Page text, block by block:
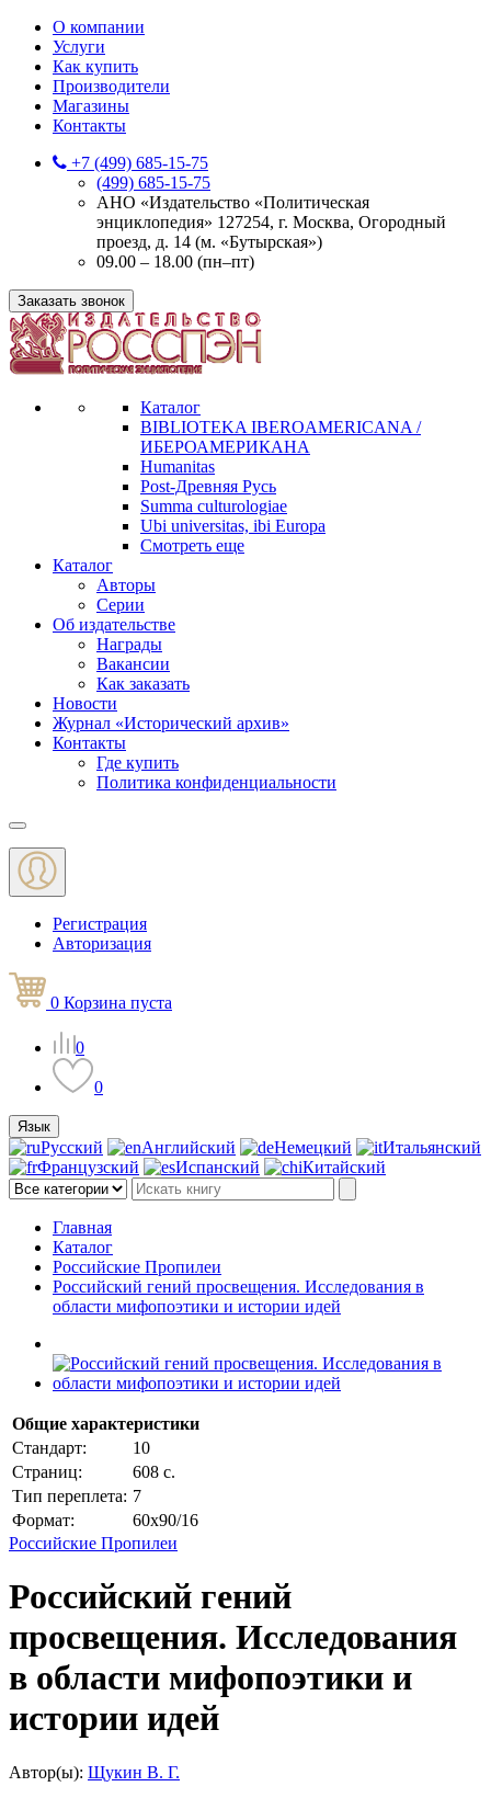
О компании
Услуги
Как купить
Производители
Магазины
Контакты
+7 (499) 685-15-75
(499) 685-15-75
АНО «Издательство «Политическая
энциклопедия» 127254, г. Москва, Огородный
проезд, д. 14 (м. «Бутырская»)
09.00 – 18.00 (пн–пт)
Заказать звонок
Каталог
BIBLIOTEKA IBEROAMERICANA /
ИБЕРОАМЕРИКАНА
Humanitas
Post-Древняя Русь
Summa culturologiae
Ubi universitas, ibi Europa
Смотреть еще
Каталог
Авторы
Серии
Об издательстве
Награды
Вакансии
Как заказать
Новости
Журнал «Исторический архив»‎
Контакты
Где купить
Политика конфиденциальности
Меню
Регистрация
Авторизация
0 Корзина пуста
0
0
Язык
Русский Английский Немецкий
Итальянский
Французский
Испанский Китайский
Главная
Каталог
Российские Пропилеи
Российский гений просвещения. Исследования в
области мифопоэтики и истории идей
Общие характеристики
Стандарт:
10
Страниц:
608 с.
Тип переплета: 7
Формат:
60x90/16
Российские Пропилеи
Российский гений
просвещения. Исследования
в области мифопоэтики и
истории идей
Автор(ы): Щукин В. Г.